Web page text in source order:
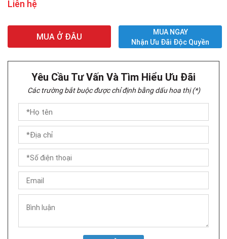
Liên hệ
MUA Ở ĐÂU
MUA NGAY
Nhận Ưu Đãi Độc Quyền
Yêu Cầu Tư Vấn Và Tìm Hiểu Ưu Đãi
Các trường bắt buộc được chỉ định bằng dấu hoa thị (*)